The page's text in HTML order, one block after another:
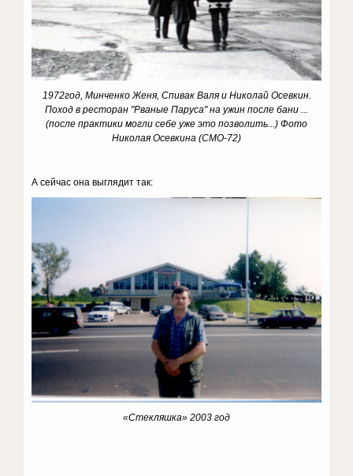
1972год, Минченко Женя, Спивак Валя и Николай Осевкин.
Поход в ресторан "Рваные Паруса" на ужин после бани ...
(после практики могли себе уже это позволить...) Фото
Николая Осевкина (СМО-72)
А сейчас она выглядит так:
«Стекляшка» 2003 год